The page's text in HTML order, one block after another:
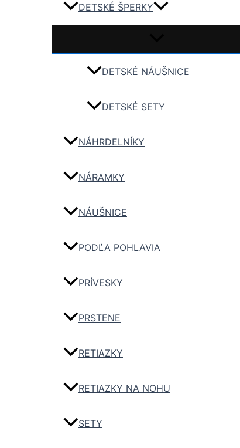
DETSKÉ ŠPERKY
DETSKÉ NÁUŠNICE
DETSKÉ SETY
NÁHRDELNÍKY
NÁRAMKY
NÁUŠNICE
PODĽA POHLAVIA
PRÍVESKY
PRSTENE
RETIAZKY
RETIAZKY NA NOHU
SETY